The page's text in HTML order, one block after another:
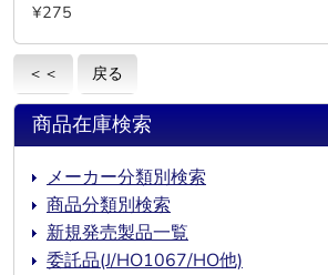
¥275
＜＜ 戻る
商品在庫検索
メーカー分類別検索
商品分類別検索
新規発売製品一覧
委託品(J/HO1067/HO他)